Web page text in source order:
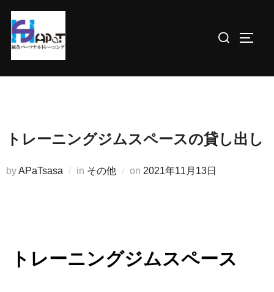
ツ
索
象:
トレーニングジムスペースの貸し出し
byAPaTsasa in その他 on 投
2021年11月13日
トレーニングジムスペース